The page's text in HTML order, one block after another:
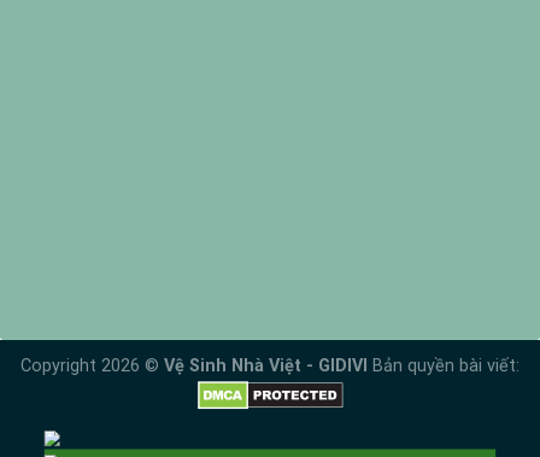
Copyright 2026 © Vệ Sinh Nhà Việt - GIDIVI Bản quyền bài viết: